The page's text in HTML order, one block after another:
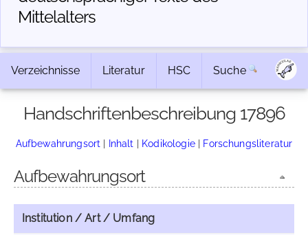
Mittelalters
Verzeichnisse Literatur HSC Suche
Handschriftenbeschreibung 17896
Aufbewahrungsort | Inhalt | Kodikologie| Forschungsliteratur
Aufbewahrungsort
Institution / Art / Umfang